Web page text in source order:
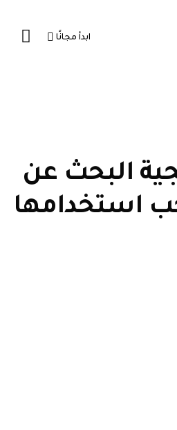
ابدأ مجانًا
البحث عن
استخدامها